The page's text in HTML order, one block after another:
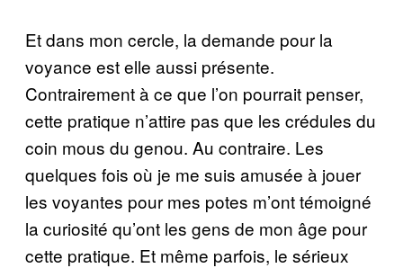
Et dans mon cercle, la demande pour la
voyance est elle aussi présente.
Contrairement à ce que l’on pourrait penser,
cette pratique n’attire pas que les crédules du
coin mous du genou. Au contraire. Les
quelques fois où je me suis amusée à jouer
les voyantes pour mes potes m’ont témoigné
la curiosité qu’ont les gens de mon âge pour
cette pratique. Et même parfois, le sérieux